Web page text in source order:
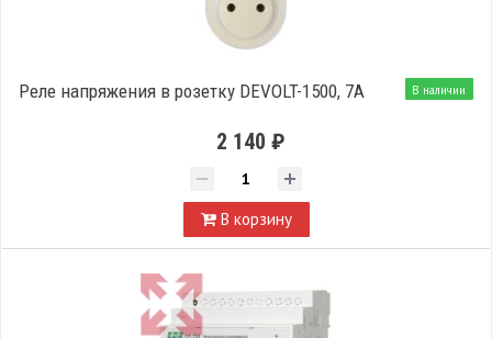
В наличии
Реле напряжения в розетку DEVOLT-1500, 7A
2 140 ₽
В корзину